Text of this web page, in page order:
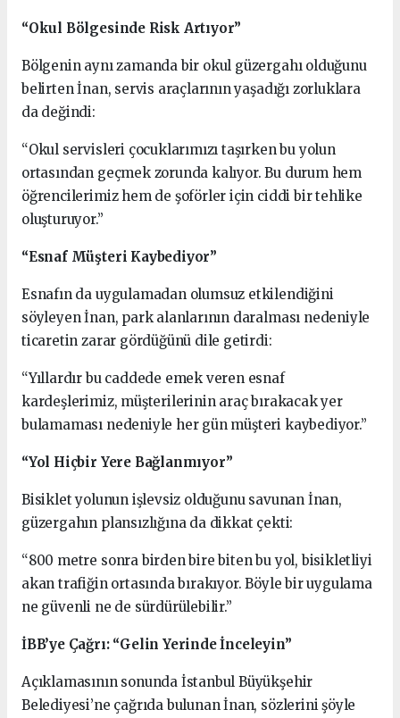
“Okul Bölgesinde Risk Artıyor”
Bölgenin aynı zamanda bir okul güzergahı olduğunu
belirten İnan, servis araçlarının yaşadığı zorluklara
da değindi:
“Okul servisleri çocuklarımızı taşırken bu yolun
ortasından geçmek zorunda kalıyor. Bu durum hem
öğrencilerimiz hem de şoförler için ciddi bir tehlike
oluşturuyor.”
“Esnaf Müşteri Kaybediyor”
Esnafın da uygulamadan olumsuz etkilendiğini
söyleyen İnan, park alanlarının daralması nedeniyle
ticaretin zarar gördüğünü dile getirdi:
“Yıllardır bu caddede emek veren esnaf
kardeşlerimiz, müşterilerinin araç bırakacak yer
bulamaması nedeniyle her gün müşteri kaybediyor.”
“Yol Hiçbir Yere Bağlanmıyor”
Bisiklet yolunun işlevsiz olduğunu savunan İnan,
güzergahın plansızlığına da dikkat çekti:
“800 metre sonra birden bire biten bu yol, bisikletliyi
akan trafiğin ortasında bırakıyor. Böyle bir uygulama
ne güvenli ne de sürdürülebilir.”
İBB’ye Çağrı: “Gelin Yerinde İnceleyin”
Açıklamasının sonunda İstanbul Büyükşehir
Belediyesi’ne çağrıda bulunan İnan, sözlerini şöyle